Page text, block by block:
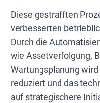
Diese gestrafften
verbesserten
Durch die
wie Assetverfolgung,
Wartungsplanung
reduziert und das
auf strategischere